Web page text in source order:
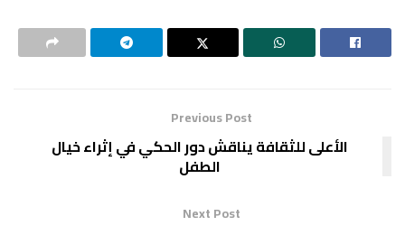
Previous Post
الأعلى للثقافة يناقش دور الحكي في إثراء خيال
الطفل
Next Post